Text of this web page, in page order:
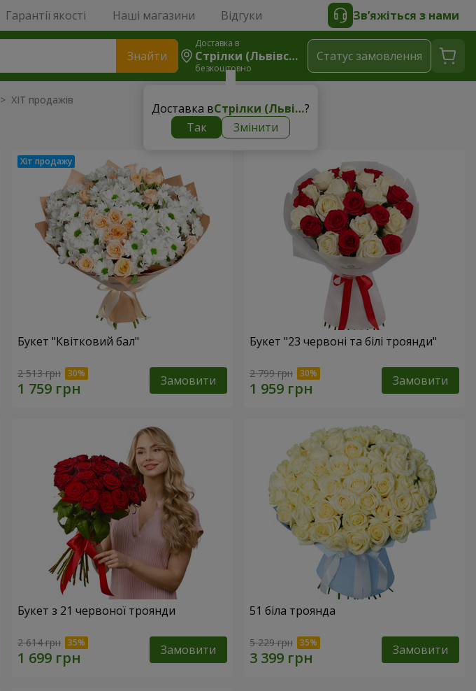
Гарантії якості Наші магазини Відгуки Зв’яжіться з нами
Знайти
Доставка в
Стрілки (Львівський Р-Н)
безкоштовно
Доставка в Стрілки (Львівський р-н)?
Так
Змінити
Статус замовлення
> ХІТ продажів
Букет "Квітковий бал"
2 513 грн Замовити
Букет "23 червоні та білі троянди"
2 799 грн Замовити
Букет з 21 червоної троянди
2 614 грн Замовити
51 біла троянда
5 229 грн Замовити